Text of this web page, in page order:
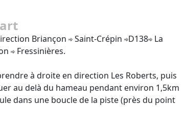
Briançon Saint-Crépin D138 La
Fressinières.
à droite en direction Les Roberts, puis
au delà du hameau pendant environ 1,5km
dans une boucle de la piste (près du point